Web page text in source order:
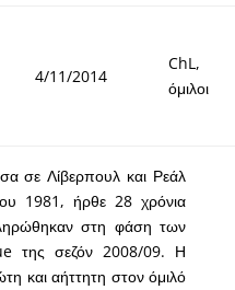
4/11/2014
ChL,
όμιλοι
σε Λίβερπουλ και Ρεάλ
1981, ήρθε 28 χρόνια
στη φάση των
της σεζόν 2008/09. Η
και αήττητη στον όμιλό